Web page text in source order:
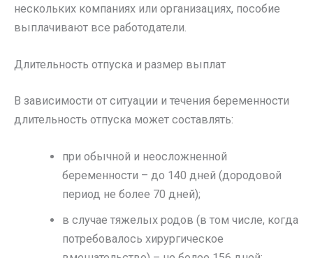
нескольких компаниях или организациях, пособие
выплачивают все работодатели.
Длительность отпуска и размер выплат
В зависимости от ситуации и течения беременности
длительность отпуска может составлять:
при обычной и неосложненной
беременности – до 140 дней (дородовой
период не более 70 дней);
в случае тяжелых родов (в том числе, когда
потребовалось хирургическое